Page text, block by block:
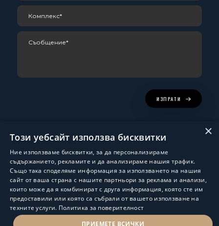
ИЗПРАТИ
Изработка и поддръжка:ShalomDev.com
© Hus Estate 2022. All Rights Reserved. Общи условия за ползване
×
Този уебсайт използва бисквитки
Ние използваме бисквитки, за да персонализираме
съдържанието, рекламите и да анализираме нашия трафик.
Също така споделяме информация за използването на нашия
сайт от ваша страна с нашите партньори за реклама и анализи,
които може да я комбинират с друга информация, която сте им
предоставили или която са събрали от вашето използване на
техните услуги. Политика за поверителност
ПРИЕМЕТЕ ВСИЧКИ